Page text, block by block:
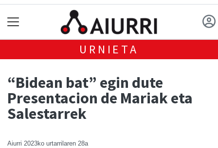
URNIETA
“Bidean bat” egin dute
Presentacion de Mariak eta
Salestarrek
Aiurri 2023ko urtarrilaren 28a